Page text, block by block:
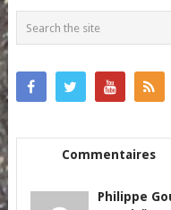
Commentaires
Philippe